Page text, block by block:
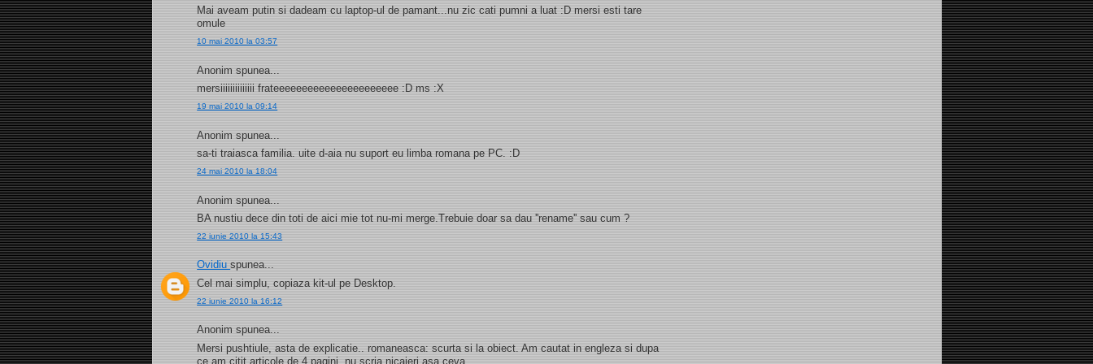
Mai aveam putin si dadeam cu laptop-ul de pamant...nu zic cati pumni a luat :D mersi esti tare
omule
10 mai 2010 la 03:57
Anonim spunea...
mersiiiiiiiiiiiiii frateeeeeeeeeeeeeeeeeeeeee :D ms :X
19 mai 2010 la 09:14
Anonim spunea...
sa-ti traiasca familia. uite d-aia nu suport eu limba romana pe PC. :D
24 mai 2010 la 18:04
Anonim spunea...
BA nustiu dece din toti de aici mie tot nu-mi merge.Trebuie doar sa dau ''rename'' sau cum ?
22 iunie 2010 la 15:43
Ovidiuspunea...
Cel mai simplu, copiaza kit-ul pe Desktop.
22 iunie 2010 la 16:12
Anonim spunea...
Mersi pushtiule, asta de explicatie.. romaneasca: scurta si la obiect. Am cautat in engleza si dupa
ce am citit articole de 4 pagini, nu scria nicaieri asa ceva.